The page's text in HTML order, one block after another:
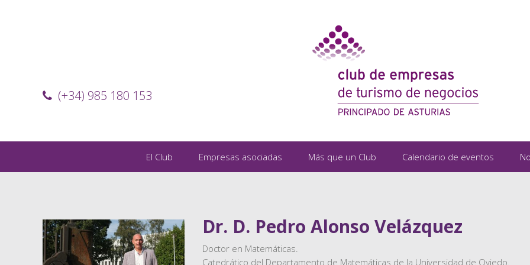
(+34) 985 180 153
El Club Empresas asociadas Más que un Club Calendario de eventos
Dr. D. Pedro Alonso Velázquez
Doctor en Matemáticas.
Catedrático del Departamento de Matemáticas de la Universidad de Oviedo.